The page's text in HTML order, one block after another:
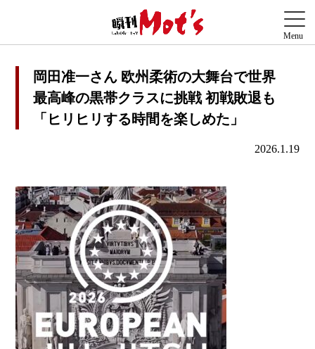
岡田准一さん 欧州柔術の大舞台で世界
最高峰の黒帯クラスに挑戦 初戦敗退も
「ヒリヒリする時間を楽しめた」
2026.1.19